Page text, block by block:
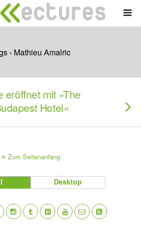
› Mathieu Amalric
eröffnet mit »The
Hotel«
Zum Seitenanfang
Desktop